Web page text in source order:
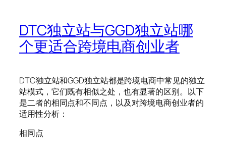
DTC独立站与GGD独立站哪
个更适合跨境电商创业者
DTC独立站和GGD独立站都是跨境电商中常见的独立
站模式，它们既有相似之处，也有显著的区别。以下
是二者的相同点和不同点，以及对跨境电商创业者的
适用性分析：
相同点